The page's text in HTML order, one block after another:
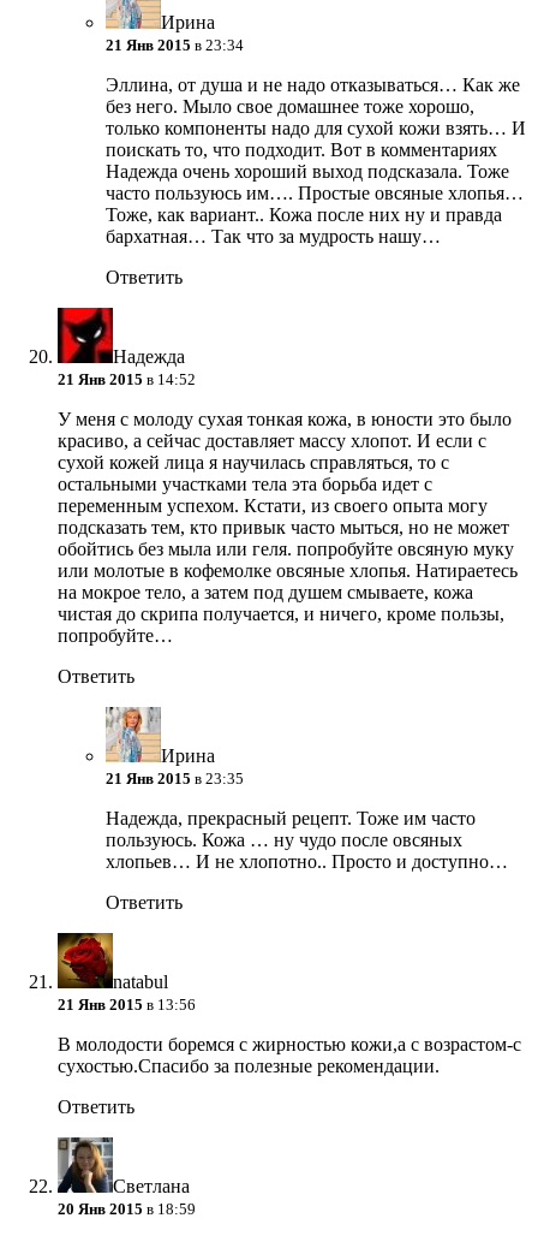
Ирина
21 Янв 2015 в 23:34
Эллина, от душа и не надо отказываться… Как же
без него. Мыло свое домашнее тоже хорошо,
только компоненты надо для сухой кожи взять… И
поискать то, что подходит. Вот в комментариях
Надежда очень хороший выход подсказала. Тоже
часто пользуюсь им…. Простые овсяные хлопья…
Тоже, как вариант.. Кожа после них ну и правда
бархатная… Так что за мудрость нашу…
Ответить
Надежда
21 Янв 2015 в 14:52
У меня с молоду сухая тонкая кожа, в юности это было
красиво, а сейчас доставляет массу хлопот. И если с
сухой кожей лица я научилась справляться, то с
остальными участками тела эта борьба идет с
переменным успехом. Кстати, из своего опыта могу
подсказать тем, кто привык часто мыться, но не может
обойтись без мыла или геля. попробуйте овсяную муку
или молотые в кофемолке овсяные хлопья. Натираетесь
на мокрое тело, а затем под душем смываете, кожа
чистая до скрипа получается, и ничего, кроме пользы,
попробуйте…
Ответить
Ирина
21 Янв 2015 в 23:35
Надежда, прекрасный рецепт. Тоже им часто
пользуюсь. Кожа … ну чудо после овсяных
хлопьев… И не хлопотно.. Просто и доступно…
Ответить
natabul
21 Янв 2015 в 13:56
В молодости боремся с жирностью кожи,а с возрастом-с
сухостью.Спасибо за полезные рекомендации.
Ответить
Светлана
20 Янв 2015 в 18:59